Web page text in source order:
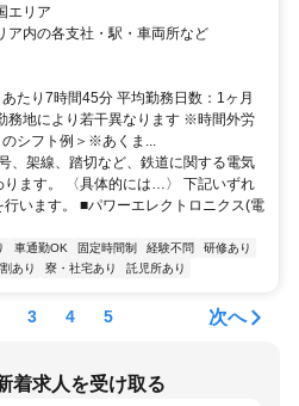
エリア
ア内の各支社・駅・車両所など
たり7時間45分 平均勤務日数：1ヶ月
務地により若干異なります ※時間外労
シフト例＞※あくま...
、架線、踏切など、鉄道に関する電気
ります。 〈具体的には…〉 下記いずれ
います。 ■パワーエレクトロニクス(電
車通勤OK 固定時間制 経験不問
研修あり
あり 寮・社宅あり 託児所あり
3 4 5 次へ
着求人を受け取る